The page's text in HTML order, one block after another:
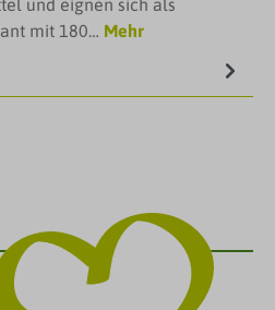
und eignen sich als
mit 180… Mehr